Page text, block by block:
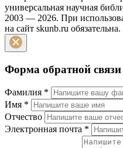
универсальная научная
2003 — 2026. При
на сайт skunb.ru обязательна.
Форма обратной связи
Фамилия *
Имя *
Отчество
Электронная почта *